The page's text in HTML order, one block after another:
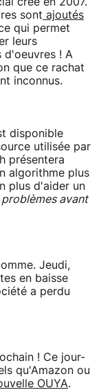
sont ajoutés
qui permet
leurs
d'oeuvres ! A
que ce rachat
inconnus.
disponible
utilisée par
présentera
algorithme plus
plus d'aider un
avant
Jeudi,
en baisse
a perdu
! Ce jour-
qu'Amazon ou
OUYA.